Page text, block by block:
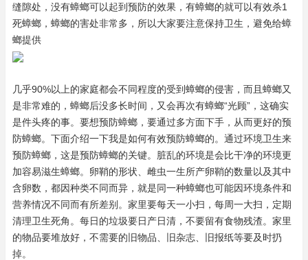
缝隙处，没有蟑螂可以起到预防的效果，有蟑螂的就可以有效杀1
死蟑螂，蟑螂的害处非常多，所以大家要注意保持卫生，避免给蟑
螂提供
几乎90%以上的家庭都会不同程度的受到蟑螂的侵害，而且蟑螂又
是非常难的，蟑螂后没多长时间，又会再次有蟑螂“光顾”，这确实
是件头疼的事。要想预防蟑螂，要通过多方面下手，从而更好的预
防蟑螂。下面介绍一下我是如何有效预防蟑螂的。通过环境卫生来
预防蟑螂，这是预防蟑螂的关键。脏乱的环境是会比干净的环境更
加容易滋生蟑螂。卵鞘的形状、雌虫一生所产卵鞘的数量以及其中
含卵数，都因种类不同而异，就是同一种蟑螂也可能因环境条件和
营养情况不同而有所差别。家里要每天一小扫，每周一大扫，定期
清理卫生死角。每日的垃圾要日产日清，不要留有食物残渣。家里
的物品要堆放好，不需要的旧物品、旧杂志、旧报纸等要及时扔
掉。